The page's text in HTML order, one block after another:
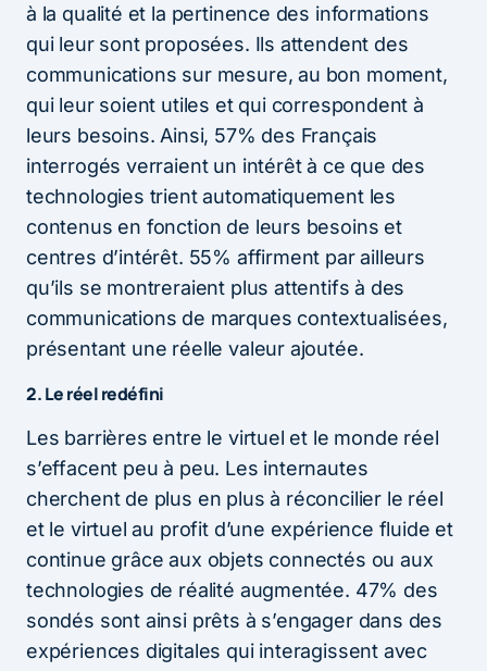
à la qualité et la pertinence des informations
qui leur sont proposées. Ils attendent des
communications sur mesure, au bon moment,
qui leur soient utiles et qui correspondent à
leurs besoins. Ainsi, 57% des Français
interrogés verraient un intérêt à ce que des
technologies trient automatiquement les
contenus en fonction de leurs besoins et
centres d’intérêt. 55% affirment par ailleurs
qu’ils se montreraient plus attentifs à des
communications de marques contextualisées,
présentant une réelle valeur ajoutée.
2. Le réel redéfini
Les barrières entre le virtuel et le monde réel
s’effacent peu à peu. Les internautes
cherchent de plus en plus à réconcilier le réel
et le virtuel au profit d’une expérience fluide et
continue grâce aux objets connectés ou aux
technologies de réalité augmentée. 47% des
sondés sont ainsi prêts à s’engager dans des
expériences digitales qui interagissent avec